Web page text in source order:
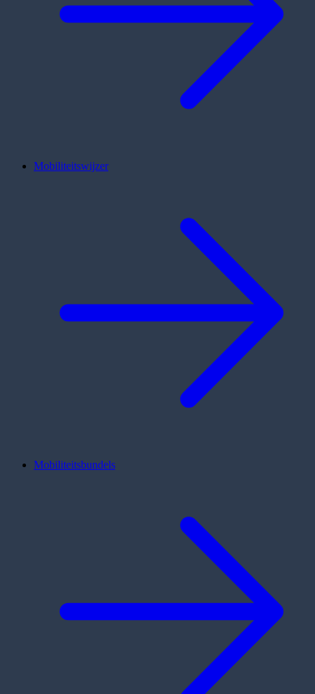
Mobiliteitswijzer
Mobiliteitsbundels